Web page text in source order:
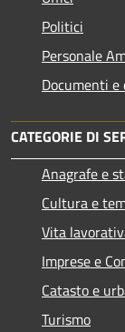
Politici
Personale
Documenti e
CATEGORIE DI
Anagrafe e
Cultura e
Vita
Imprese e
Catasto e
Turismo